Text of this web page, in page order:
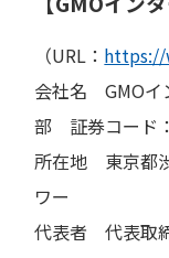
（URL：
会社名 GMOイ
部 証券コード
所在地 東京都
ワー
代表者 代表取